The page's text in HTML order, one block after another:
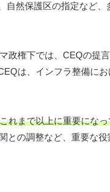
然保護区の指定など、
政権下では、CEQの提
は、インフラ整備に
れまで以上に重要にな
の調整など、重要な役